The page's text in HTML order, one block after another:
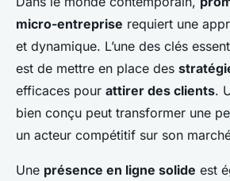
micro-entreprise requiert une
et dynamique. L’une des clés
est de mettre en place des
efficaces pour attirer des clients.
bien conçu peut transformer une
un acteur compétitif sur son
Une présence en ligne solide est